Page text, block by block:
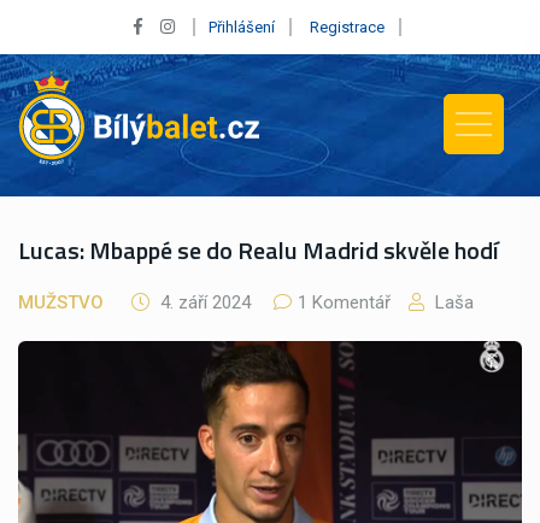
Přihlášení Registrace
Lucas: Mbappé se do Realu Madrid skvěle hodí
MUŽSTVO 4. září 2024 1 Komentář Laša